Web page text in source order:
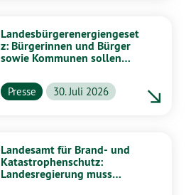
Landesbürgerenergiengeset
z: Bürgerinnen und Bürger
sowie Kommunen sollen
profitieren
Presse 30. Juli 2026
Landesamt für Brand- und
Katastrophenschutz:
Landesregierung muss